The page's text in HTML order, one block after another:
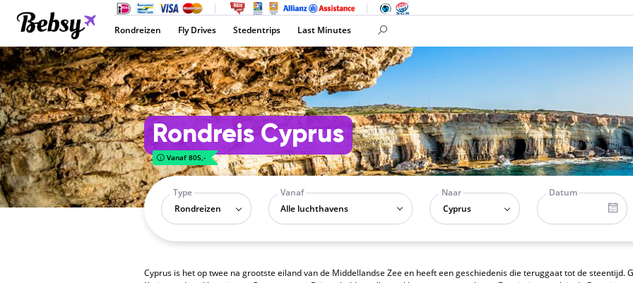
Rondreizen Fly Drives Stedentrips Last Minutes
Rondreis Cyprus
Vanaf 805,-
Type
Rondreizen
Vanaf
Naar
Cyprus
Datum
Cyprus is het op twee na grootste eiland van de Middellandse Zee en heeft een geschiedenis die teruggaat tot de steentijd.